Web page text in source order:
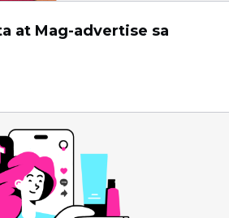
at Mag-advertise sa